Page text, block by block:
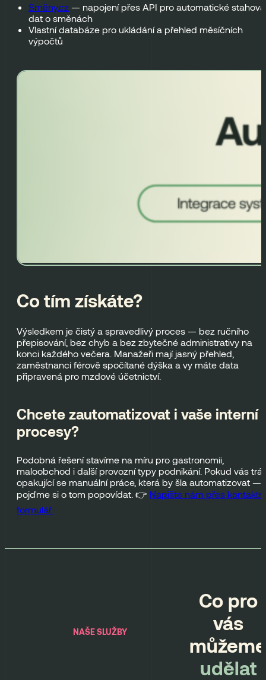
Směny.cz — napojení přes API pro automatické
dat o směnách
Vlastní databáze pro ukládání a přehled měsíčních
výpočtů
Co tím získáte?
Výsledkem je čistý a spravedlivý proces — bez ručního
přepisování, bez chyb a bez zbytečné administrativy na
konci každého večera. Manažeři mají jasný přehled,
zaměstnanci férově spočítané dýška a vy máte data
připravená pro mzdové účetnictví.
Chcete zautomatizovat i vaše interní
procesy?
Podobná řešení stavíme na míru pro gastronomii,
maloobchod i další provozní typy podnikání. Pokud vás
opakující se manuální práce, která by šla automatizovat —
pojďme si o tom popovídat. 👉 Napište nám přes kontaktní
formulář.
NAŠE SLUŽBY
Co pro
vás
udělat